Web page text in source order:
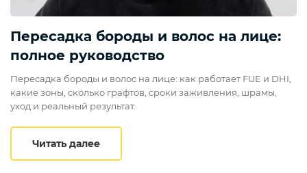
Пересадка бороды и волос на лице:
полное руководство
Пересадка бороды и волос на лице: как работает FUE и DHI,
какие зоны, сколько графтов, сроки заживления, шрамы,
уход и реальный результат.
Читать далееПересадка бороды и волос на лице: